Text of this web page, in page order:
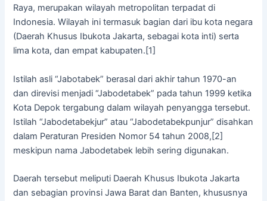
Raya, merupakan wilayah metropolitan terpadat di
Indonesia. Wilayah ini termasuk bagian dari ibu kota negara
(Daerah Khusus Ibukota Jakarta, sebagai kota inti) serta
lima kota, dan empat kabupaten.[1]
Istilah asli “Jabotabek” berasal dari akhir tahun 1970-an
dan direvisi menjadi “Jabodetabek” pada tahun 1999 ketika
Kota Depok tergabung dalam wilayah penyangga tersebut.
Istilah “Jabodetabekjur” atau “Jabodetabekpunjur” disahkan
dalam Peraturan Presiden Nomor 54 tahun 2008,[2]
meskipun nama Jabodetabek lebih sering digunakan.
Daerah tersebut meliputi Daerah Khusus Ibukota Jakarta
dan sebagian provinsi Jawa Barat dan Banten, khususnya